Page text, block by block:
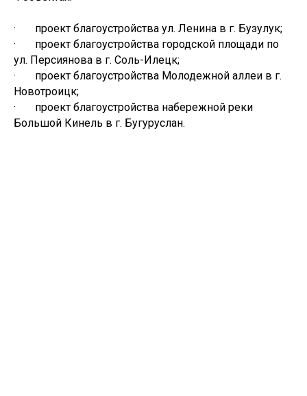
· проект благоустройства ул. Ленина в г. Бузулук;
· проект благоустройства городской площади по
ул. Персиянова в г. Соль-Илецк;
· проект благоустройства Молодежной аллеи в г.
Новотроицк;
· проект благоустройства набережной реки
Большой Кинель в г. Бугуруслан.